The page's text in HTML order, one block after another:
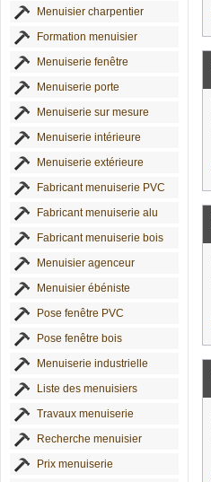
Menuisier charpentier
Formation menuisier
Menuiserie fenêtre
Menuiserie porte
Menuiserie sur mesure
Menuiserie intérieure
Menuiserie extérieure
Fabricant menuiserie PVC
Fabricant menuiserie alu
Fabricant menuiserie bois
Menuisier agenceur
Menuisier ébéniste
Pose fenêtre PVC
Pose fenêtre bois
Menuiserie industrielle
Liste des menuisiers
Travaux menuiserie
Recherche menuisier
Prix menuiserie